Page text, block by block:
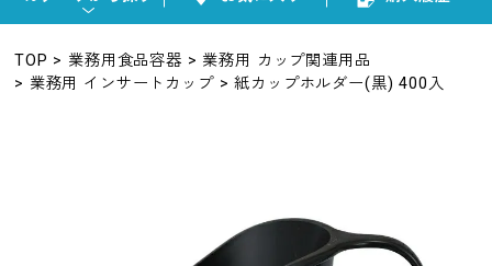
TOP 業務用食品容器
業務用 カップ関連用品
業務用 インサートカップ
紙カップホルダー(黒) 400入